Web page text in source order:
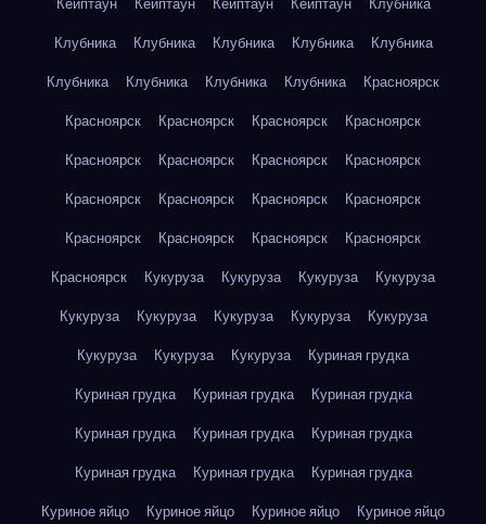
Клубника
Клубника Клубника Клубника
Клубника
Клубника
Клубника Клубника Клубника
Красноярск
Красноярск
Красноярск Красноярск
Красноярск
Красноярск
Красноярск Красноярск
Красноярск
Красноярск
Красноярск Красноярск
Красноярск
Красноярск
Красноярск Красноярск
Красноярск
Красноярск
Кукуруза Кукуруза Кукуруза
Кукуруза
Кукуруза
Кукуруза Кукуруза Кукуруза
Кукуруза
Кукуруза
Кукуруза Кукуруза
Куриная грудка
Куриная грудка
Куриная грудка
Куриная грудка
Куриная грудка
Куриная грудка
Куриная грудка
Куриная грудка
Куриная грудка
Куриная грудка
Куриное яйцо
Куриное яйцо Куриное яйцо
Куриное яйцо